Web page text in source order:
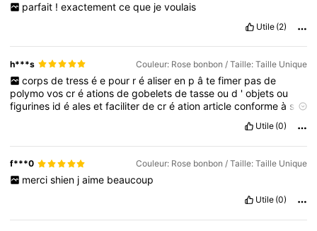
parfait ! exactement ce que je voulais
Utile (2)
h***s Couleur: Rose bonbon / Taille: Taille Unique
corps de tress é e pour r é aliser en p â te fimer pas de
polymovoscréationsdegobeletsdetasseoud 'objetsou
figurines idéalesetfaciliterdecréationarticleconformeà sa
commanderetlaisser
unpetitlikepourlecommentaireetlesphotosdel'article
utilisez
bien la p
moulesilicone et facilitédeladeretirer lapâtepolym
èrefait commeunmouleàgâ
Utile (0)
f***0 Couleur: Rose bonbon / Taille: Taille Unique
merci shien j aime beaucoup
Utile (0)